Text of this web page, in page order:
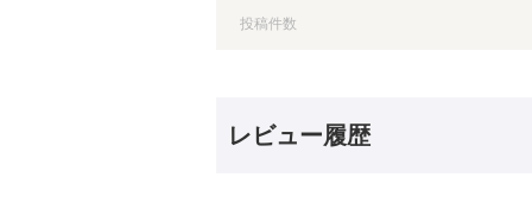
投稿件数
レビュー履歴